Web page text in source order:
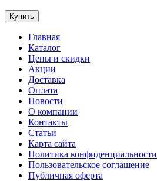
Купить
Главная
Каталог
Цены и скидки
Акции
Доставка
Оплата
Новости
О компании
Контакты
Статьи
Карта сайта
Политика конфиденциальности
Пользовательское соглашение
Публичная оферта